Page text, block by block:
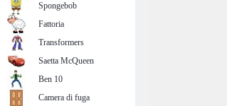
Spongebob
Fattoria
Transformers
Saetta McQueen
Ben 10
Camera di fuga